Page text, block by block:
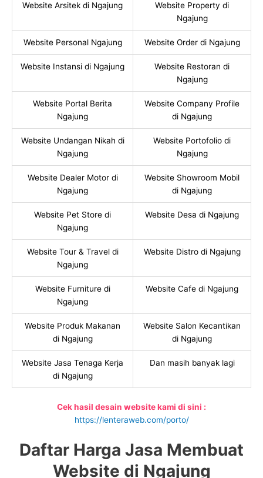
Website Arsitek di Ngajung
Website Property di
Ngajung
Website Personal Ngajung Website Order di Ngajung
Website Instansi di Ngajung
Website Restoran di
Ngajung
Website Portal Berita
Ngajung
Website Company Profile
di Ngajung
Website Undangan Nikah di
Ngajung
Website Portofolio di
Ngajung
Website Dealer Motor di
Ngajung
Website Showroom Mobil
di Ngajung
Website Pet Store di
Ngajung
Website Desa di Ngajung
Website Tour & Travel di
Ngajung
Website Distro di Ngajung
Website Furniture di
Ngajung
Website Cafe di Ngajung
Website Produk Makanan
di Ngajung
Website Salon Kecantikan
di Ngajung
Website Jasa Tenaga Kerja
di Ngajung
Dan masih banyak lagi
Cek hasil desain website kami di sini :
https://lenteraweb.com/porto/
Daftar Harga Jasa Membuat
Website di Ngajung